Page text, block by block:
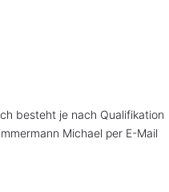
besteht je nach Qualifikation
Michael per E-Mail